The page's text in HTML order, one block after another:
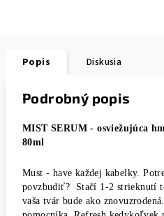
Popis Diskusia
Podrobný popis
MIST SERUM - osviežujúca
80ml
Must - have každej kabelky.
povzbudiť? Stačí 1-2 strieknutí
vaša tvár bude ako